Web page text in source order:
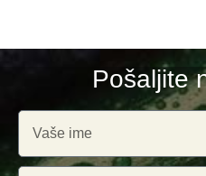
Pošaljite